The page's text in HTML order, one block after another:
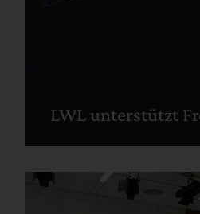
LWL unterstützt